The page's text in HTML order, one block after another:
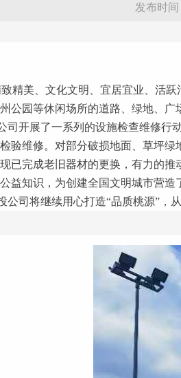
发布时间
精美、文化文明、宜居宜业、活
公园等休闲场所的道路、绿地、
司开展了一系列的设施检查维修行
验维修。对部分破损地面、草坪
已完成老旧器材的更换，有力的
益知识，为创建全国文明城市营
公司将继续用心打造“品质桃源”，